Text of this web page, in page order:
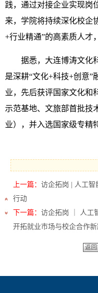
践，通过对接企业实现岗
来，学院将持续深化校企
+行业精通”的高素质人才
据悉，大连博涛文化
是深耕“文化+科技+创意”
业，先后获评国家文化和
示范基地、文旅部首批技
业），并入选国家级专精
上一篇： 访企拓岗 | 人工智
行动
下一篇： 访企拓岗 ｜ 人工
开拓就业市场与校企合作
返